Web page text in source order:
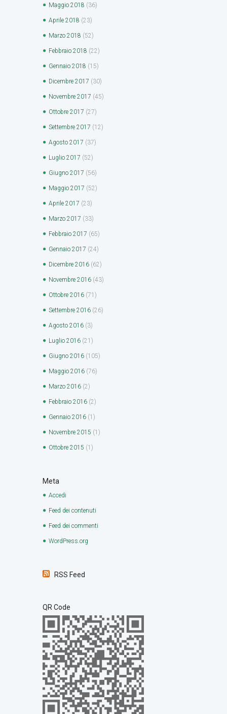
Maggio 2018 (36)
Aprile 2018 (23)
Marzo 2018 (52)
Febbraio 2018 (22)
Gennaio 2018 (15)
Dicembre 2017 (30)
Novembre 2017 (45)
Ottobre 2017 (27)
Settembre 2017 (12)
Agosto 2017 (37)
Luglio 2017 (52)
Giugno 2017 (56)
Maggio 2017 (52)
Aprile 2017 (23)
Marzo 2017 (33)
Febbraio 2017 (65)
Gennaio 2017 (24)
Dicembre 2016 (62)
Novembre 2016 (43)
Ottobre 2016 (71)
Settembre 2016 (26)
Agosto 2016 (3)
Luglio 2016 (21)
Giugno 2016 (105)
Maggio 2016 (76)
Marzo 2016 (2)
Febbraio 2016 (2)
Gennaio 2016 (1)
Novembre 2015 (1)
Ottobre 2015 (1)
Meta
Accedi
Feed dei contenuti
Feed dei commenti
WordPress.org
RSS Feed
QR Code